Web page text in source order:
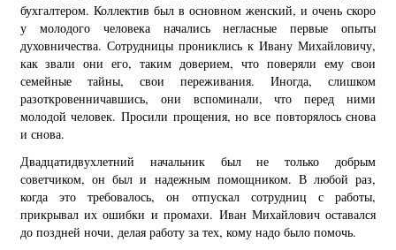
бухгалтером. Коллектив был в основном женский, и очень скоро
у молодого человека начались негласные первые опыты
духовничества. Сотрудницы прониклись к Ивану Михайловичу,
как звали они его, таким доверием, что поверяли ему свои
семейные тайны, свои переживания. Иногда, слишком
разоткровенничавшись, они вспоминали, что перед ними
молодой человек. Просили прощения, но все повторялось снова
и снова.
Двадцатидвухлетний начальник был не только добрым
советчиком, он был и надежным помощником. В любой раз,
когда это требовалось, он отпускал сотрудниц с работы,
прикрывал их ошибки и промахи. Иван Михайлович оставался
до поздней ночи, делая работу за тех, кому надо было помочь.